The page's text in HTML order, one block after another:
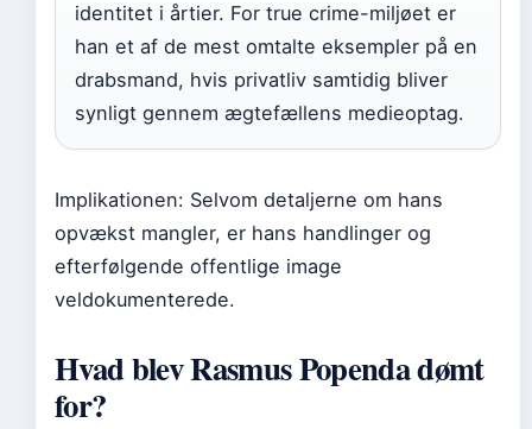
identitet i årtier. For true crime-miljøet er
han et af de mest omtalte eksempler på en
drabsmand, hvis privatliv samtidig bliver
synligt gennem ægtefællens medieoptag.
Implikationen: Selvom detaljerne om hans
opvækst mangler, er hans handlinger og
efterfølgende offentlige image
veldokumenterede.
Hvad blev Rasmus Popenda dømt
for?